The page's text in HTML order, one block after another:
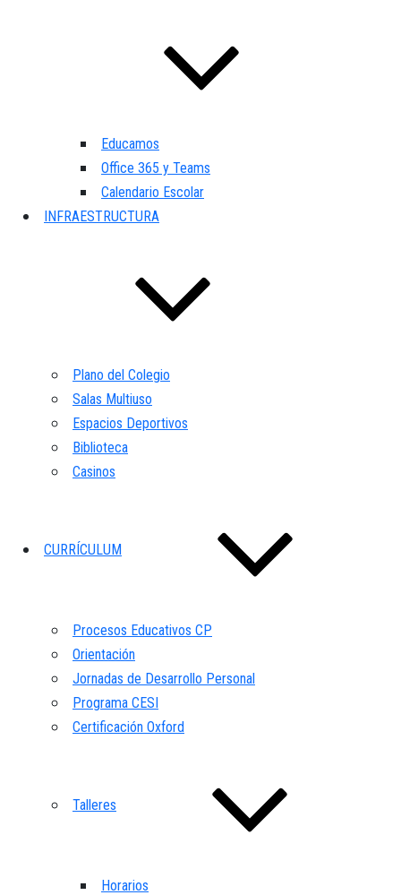
Educamos
Office 365 y Teams
Calendario Escolar
INFRAESTRUCTURA
Plano del Colegio
Salas Multiuso
Espacios Deportivos
Biblioteca
Casinos
CURRÍCULUM
Procesos Educativos CP
Orientación
Jornadas de Desarrollo Personal
Programa CESI
Certificación Oxford
Talleres
Horarios